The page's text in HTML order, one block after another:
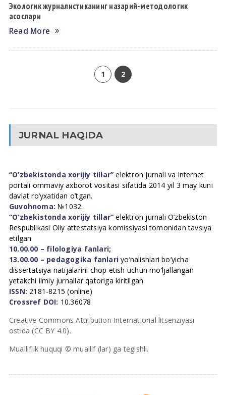
Экологик журналистиканинг назарий-методологик
асослари
Read More
1 2
JURNAL HAQIDA
“O’zbekistonda xorijiy tillar” elektron jurnali va internet
portali ommaviy axborot vositasi sifatida 2014 yil 3 may kuni
davlat ro’yxatidan o’tgan.
Guvohnoma: №1032.
“O’zbekistonda xorijiy tillar” elektron jurnali O’zbekiston
Respublikasi Oliy attestatsiya komissiyasi tomonidan tavsiya
etilgan
10.00.00 – filologiya fanlari;
13.00.00 – pedagogika fanlari yo’nalishlari bo’yicha
dissertatsiya natijalarini chop etish uchun mo’ljallangan
yetakchi ilmiy jurnallar qatoriga kiritilgan.
ISSN: 2181-8215 (online)
Crossref DOI: 10.36078
Creative Commons Attribution International litsenziyasi
ostida (CC BY 4.0).
Mualliflik huquqi © muallif (lar) ga tegishli.